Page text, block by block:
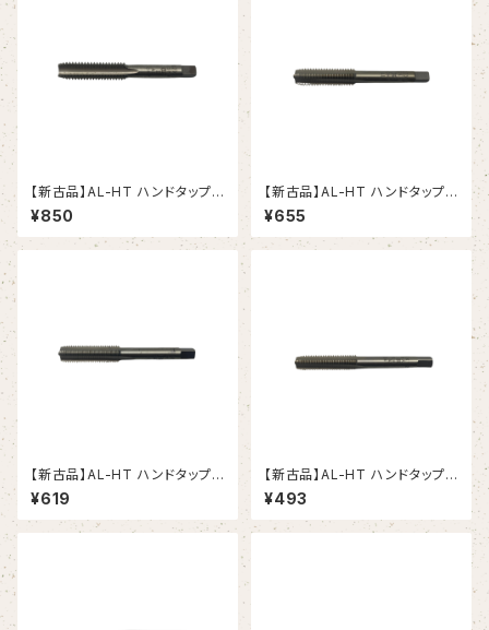
【新古品】AL-HT ハンドタップ
Ｍ12X1.75 アルミニウム合金用
（OSG）
¥850
【新古品】AL-HT ハンドタップ
Ｍ10X1.5 アルミニウム合金用
（OSG）
¥655
【新古品】AL-HT ハンドタップ
Ｍ10X1.25 アルミニウム合金用
（OSG）
¥619
【新古品】AL-HT ハンドタップ
Ｍ8X1.25 アルミニウム合金用
（OSG）
¥493